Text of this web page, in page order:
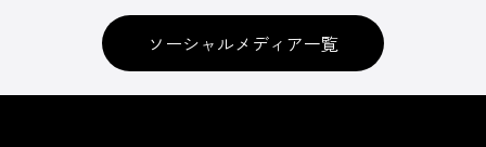
ソーシャルメディア一覧